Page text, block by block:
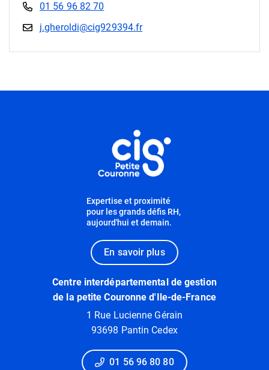
01 56 96 82 70
j.gheroldi@cig929394.fr
Expertise et proximité
pour les grands défis RH,
aujourd'hui et demain.
En savoir plus
Centre interdépartemental de gestion
de la petite Couronne d'Ile-de-France
1 Rue Lucienne Gérain
93698 Pantin Cedex
01 56 96 80 80